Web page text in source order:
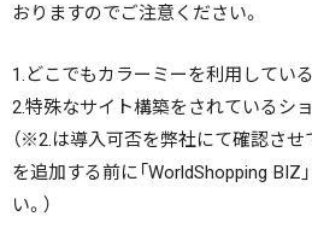
おりますのでご注意ください。
1.どこでもカラーミーを利用してい
2.特殊なサイト構築をされているシ
（※2.は導入可否を弊社にて確認さ
を追加する前に「WorldShopping BIZ
い。）